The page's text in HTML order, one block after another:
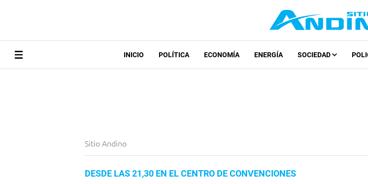
INICIO POLÍTICA ECONOMÍA ENERGÍA SOCIEDAD
Sitio Andino
DESDE LAS 21,30 EN EL CENTRO DE CONVENCIONES